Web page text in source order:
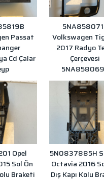
Passat
Cd Çalar
Volkswagen
2017 Radyo
Çerçevesi
Opel
Sol Ön
Braketi
5N0837885H
Octavia 2016
Dış Kapı Kolu